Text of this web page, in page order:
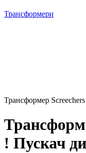
Трансформери
Трансформер
! Пускач